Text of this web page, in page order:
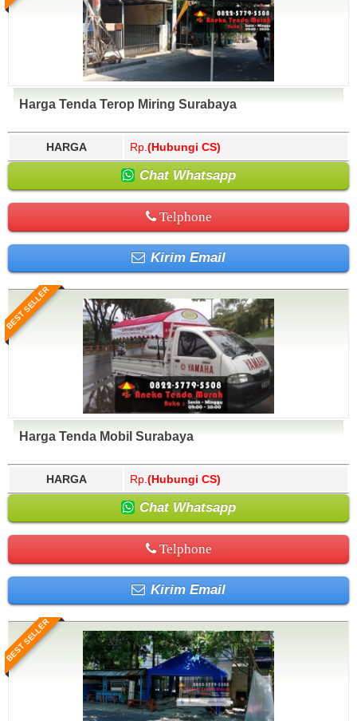
Harga Tenda Terop Miring Surabaya
HARGA Rp. (Hubungi CS)
Chat Whatsapp
Telphone
Kirim Email
BEST SELLER
Harga Tenda Mobil Surabaya
HARGA Rp. (Hubungi CS)
Chat Whatsapp
Telphone
Kirim Email
BEST SELLER